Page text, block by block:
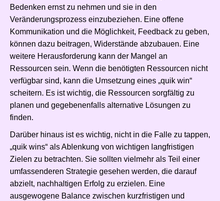
Bedenken ernst zu nehmen und sie in den
Veränderungsprozess einzubeziehen. Eine offene
Kommunikation und die Möglichkeit, Feedback zu geben,
können dazu beitragen, Widerstände abzubauen. Eine
weitere Herausforderung kann der Mangel an
Ressourcen sein. Wenn die benötigten Ressourcen nicht
verfügbar sind, kann die Umsetzung eines „quik win“
scheitern. Es ist wichtig, die Ressourcen sorgfältig zu
planen und gegebenenfalls alternative Lösungen zu
finden.
Darüber hinaus ist es wichtig, nicht in die Falle zu tappen,
„quik wins“ als Ablenkung von wichtigen langfristigen
Zielen zu betrachten. Sie sollten vielmehr als Teil einer
umfassenderen Strategie gesehen werden, die darauf
abzielt, nachhaltigen Erfolg zu erzielen. Eine
ausgewogene Balance zwischen kurzfristigen und